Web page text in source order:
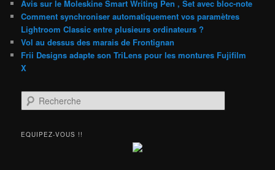
Avis sur le Moleskine Smart Writing Pen , Set avec bloc-note
Comment synchroniser automatiquement vos paramètres
Lightroom Classic entre plusieurs ordinateurs ?
Vol au dessus des marais de Frontignan
Frii Designs adapte son TriLens pour les montures Fujifilm
X
e
h
EQUIPEZ-VOUS !!